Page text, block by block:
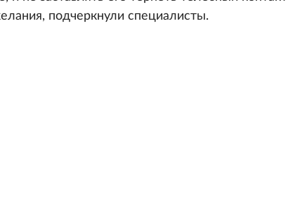
подчеркнули специалисты.